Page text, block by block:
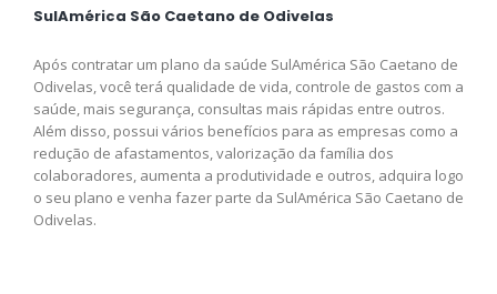
SulAmérica São Caetano de Odivelas
Após contratar um plano da saúde SulAmérica São Caetano de
Odivelas, você terá qualidade de vida, controle de gastos com a
saúde, mais segurança, consultas mais rápidas entre outros.
Além disso, possui vários benefícios para as empresas como a
redução de afastamentos, valorização da família dos
colaboradores, aumenta a produtividade e outros, adquira logo
o seu plano e venha fazer parte da SulAmérica São Caetano de
Odivelas.